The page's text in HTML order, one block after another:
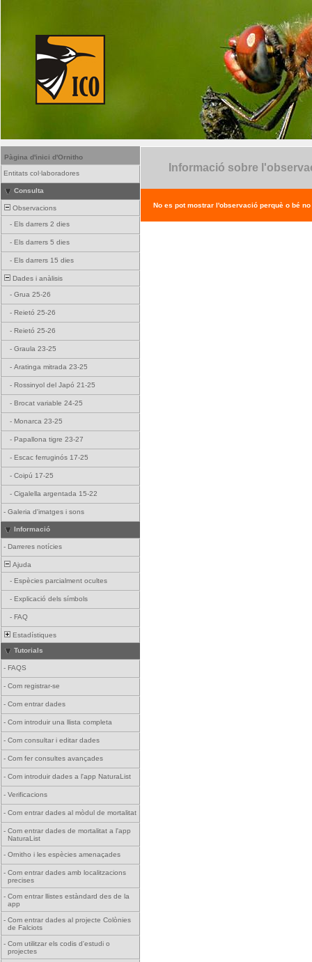
Pàgina d'inici d'Ornitho
Entitats col·laboradores
Consulta
Observacions
- Els darrers 2 dies
- Els darrers 5 dies
- Els darrers 15 dies
Dades i anàlisis
- Grua 25-26
- Reietó 25-26
- Reietó 25-26
- Graula 23-25
- Aratinga mitrada 23-25
- Rossinyol del Japó 21-25
- Brocat variable 24-25
- Monarca 23-25
- Papallona tigre 23-27
- Escac ferruginós 17-25
- Coipú 17-25
- Cigalella argentada 15-22
- Galeria d'imatges i sons
Informació
- Darreres notícies
Ajuda
- Espècies parcialment ocultes
- Explicació dels símbols
- FAQ
Estadístiques
Tutorials
- FAQS
- Com registrar-se
- Com entrar dades
- Com introduir una llista completa
- Com consultar i editar dades
- Com fer consultes avançades
- Com introduir dades a l'app NaturaList
- Verificacions
- Com entrar dades al mòdul de mortalitat
- Com entrar dades de mortalitat a l'app
NaturaList
- Ornitho i les espècies amenaçades
- Com entrar dades amb localitzacions
precises
- Com entrar llistes estàndard des de la
app
- Com entrar dades al projecte Colònies
de Falciots
- Com utilitzar els codis d'estudi o
projectes
Informació sobre
No es pot mostrar l'observació perquè o bé